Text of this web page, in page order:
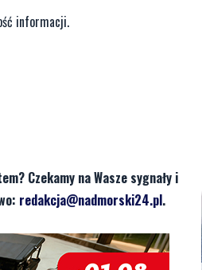
informacji.
Czekamy na Wasze sygnały i
redakcja@nadmorski24.pl.